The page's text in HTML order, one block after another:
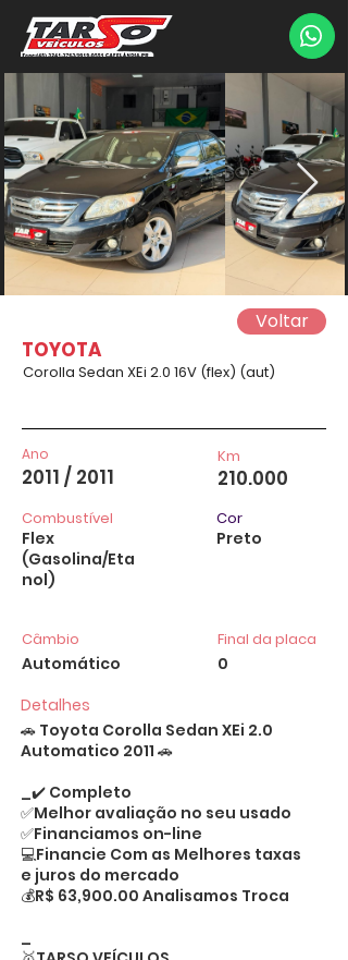
Voltar
TOYOTA
Corolla Sedan XEi 2.0 16V (flex) (aut)
Ano
2011 / 2011
Combustível
Flex
(Gasolina/Eta
nol)
Câmbio
Automático
Km
210.000
Cor
Preto
Final da placa
0
Detalhes
🚗 Toyota Corolla Sedan XEi 2.0
Automatico 2011 🚗
_✔️ Completo
✅Melhor avaliação no seu usado
✅Financiamos on-line
💻Financie Com as Melhores taxas
e juros do mercado
💰R$ 63,900.00 Analisamos Troca
_